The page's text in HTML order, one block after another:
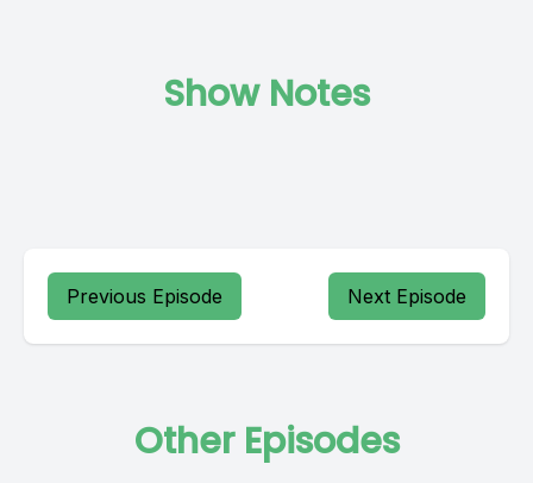
Show Notes
Previous Episode Next Episode
Other Episodes